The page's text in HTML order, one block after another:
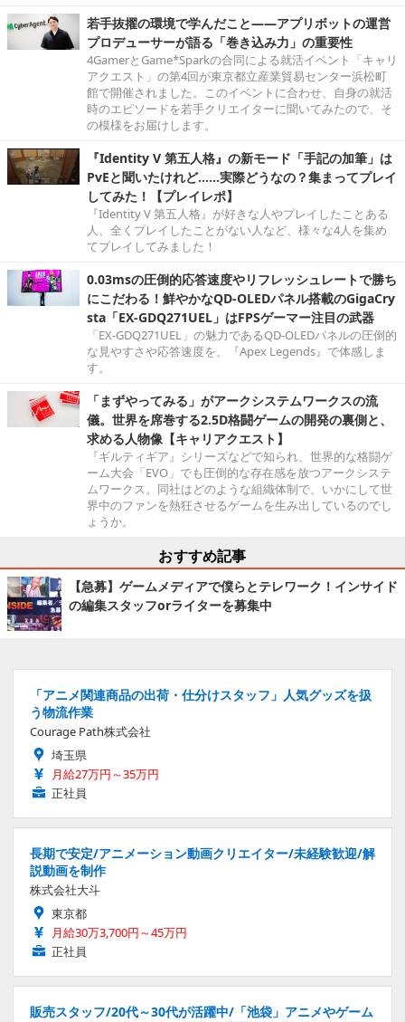
若手抜擢の環境で学んだこと――アプリボットの運営
プロデューサーが語る「巻き込み力」の重要性
4GamerとGame*Sparkの合同による就活イベント「キャリ
アクエスト」の第4回が東京都立産業貿易センター浜松町
館で開催されました。このイベントに合わせ、自身の就活
時のエピソードを若手クリエイターに聞いてみたので、そ
の模様をお届けします。
『Identity V 第五人格』の新モード「手記の加筆」は
PvEと聞いたけれど……実際どうなの？集まってプレイ
してみた！【プレイレポ】
『Identity V 第五人格』が好きな人やプレイしたことある
人、全くプレイしたことがない人など、様々な4人を集め
てプレイしてみました！
0.03msの圧倒的応答速度やリフレッシュレートで勝ち
にこだわる！鮮やかなQD-OLEDパネル搭載のGigaCry
sta「EX-GDQ271UEL」はFPSゲーマー注目の武器
「EX-GDQ271UEL」の魅力であるQD-OLEDパネルの圧倒的
な見やすさや応答速度を、『Apex Legends』で体感しま
す。
「まずやってみる」がアークシステムワークスの流
儀。世界を席巻する2.5D格闘ゲームの開発の裏側と、
求める人物像【キャリアクエスト】
『ギルティギア』シリーズなどで知られ、世界的な格闘ゲ
ーム大会「EVO」でも圧倒的な存在感を放つアークシステ
ムワークス。同社はどのような組織体制で、いかにして世
界中のファンを熱狂させるゲームを生み出しているのでし
ょうか。
おすすめ記事
【急募】ゲームメディアで僕らとテレワーク！インサイド
の編集スタッフorライターを募集中
「アニメ関連商品の出荷・仕分けスタッフ」人気グッズを扱
う物流作業
Courage Path株式会社
埼玉県
月給27万円～35万円
正社員
長期で安定/アニメーション動画クリエイター/未経験歓迎/解
説動画を制作
株式会社大斗
東京都
月給30万3,700円～45万円
正社員
販売スタッフ/20代～30代が活躍中/「池袋」アニメやゲーム